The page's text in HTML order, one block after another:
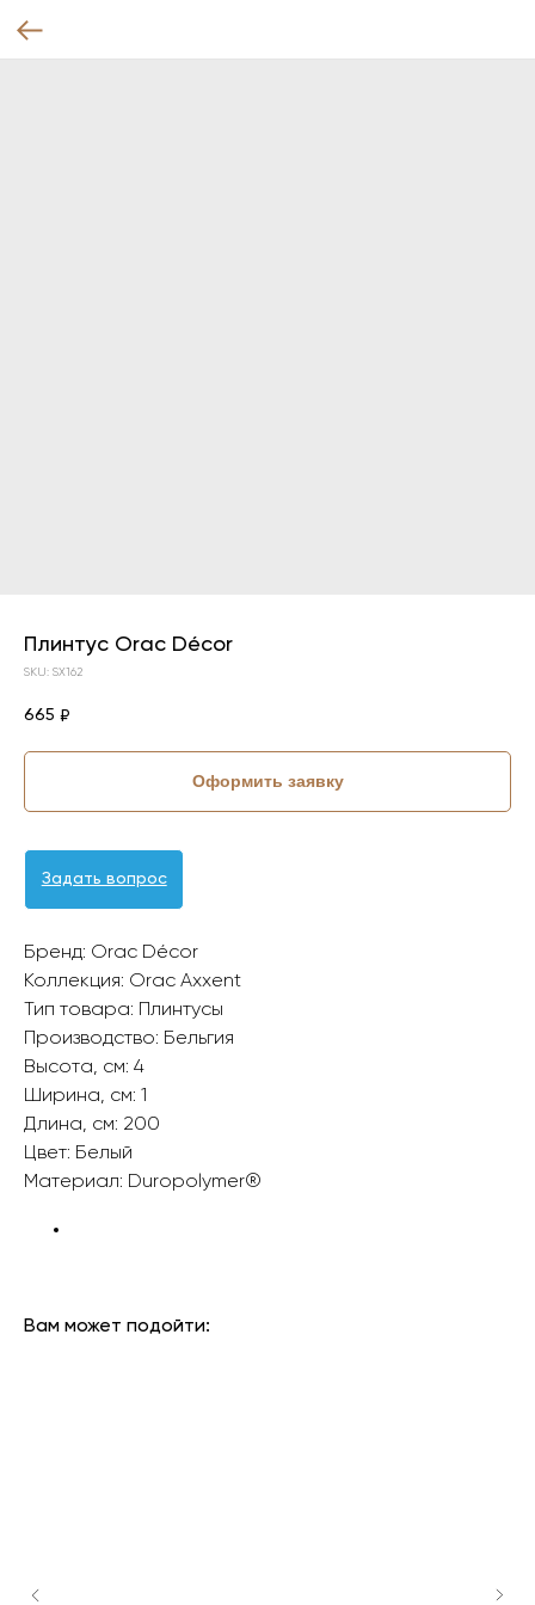
Плинтус Orac Décor
SKU: SX162
665 ₽
Оформить заявку
Задать вопрос
Бренд: Orac Décor
Коллекция: Orac Axxent
Тип товара: Плинтусы
Производство: Бельгия
Высота, см: 4
Ширина, см: 1
Длина, см: 200
Цвет: Белый
Материал: Duropolymer®
Вам может подойти: